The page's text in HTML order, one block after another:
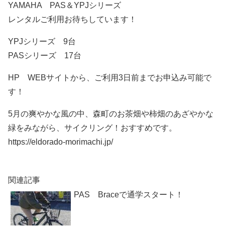
YAMAHA PAS＆YPJシリーズ
レンタルご利用お待ちしています！
YPJシリーズ 9台
PASシリーズ 17台
HP WEBサイトから、ご利用3日前までお申込み可能で
す！
5月の爽やかな風の中、森町のお茶畑や柿畑のあざやかな
緑をみながら、サイクリング！おすすめです。
https://eldorado-morimachi.jp/
関連記事
PAS Braceで通学スタート！